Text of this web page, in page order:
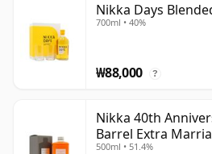
Nikka Days
700ml • 40%
₩88,000 ?
Nikka 40th
Barrel Extra
500ml • 51.4%